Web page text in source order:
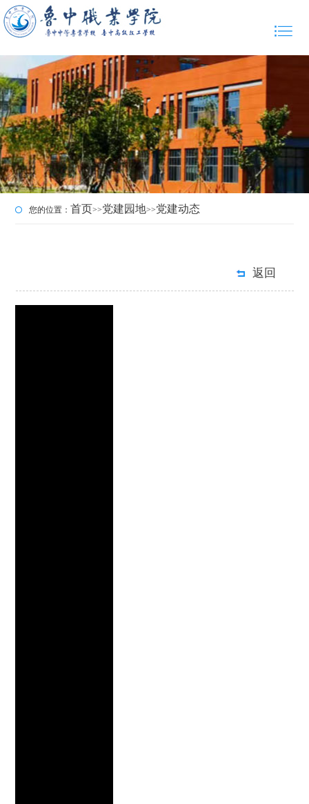
您的位置： 首页>>党建园地>>党建动态
返回